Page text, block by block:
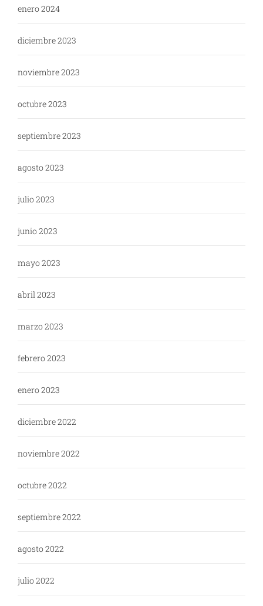
enero 2024
diciembre 2023
noviembre 2023
octubre 2023
septiembre 2023
agosto 2023
julio 2023
junio 2023
mayo 2023
abril 2023
marzo 2023
febrero 2023
enero 2023
diciembre 2022
noviembre 2022
octubre 2022
septiembre 2022
agosto 2022
julio 2022